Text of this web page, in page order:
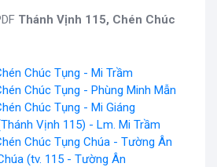
Thánh Vịnh 115, Chén Chúc
Chúc Tụng - Mi Trầm
Chúc Tụng - Phùng Minh Mẫn
Chúc Tụng - Mi Giáng
Vịnh 115) - Lm. Mi Trầm
Chúc Tụng Chúa - Tường Ân
(tv. 115 - Tường Ân